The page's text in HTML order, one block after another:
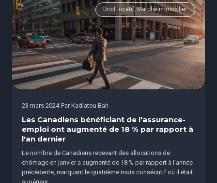
Droit locatif, Marché immobilier
23 mars 2024 Par Kadiatou Bah
Les Canadiens bénéficiant de l'assurance-
emploi ont augmenté de 18 % par rapport à
l'an dernier
Le nombre de Canadiens recevant des allocations de
chômage en janvier a augmenté de 18 % par rapport à l'année
précédente, marquant le quatrième mois consécutif où il était